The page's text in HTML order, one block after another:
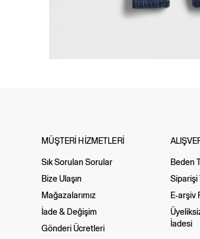
MÜŞTERİ HİZMETLERİ
Sık Sorulan Sorular
Bize Ulaşın
Mağazalarımız
İade & Değişim
Gönderi Ücretleri
Beden
Siparişi
E-arşiv
İadesi